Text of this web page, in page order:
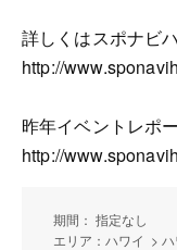
詳しくはスポナビ
http://
昨年イベントレポ
http://
期間： 指定なし
エリア：ハワイ >